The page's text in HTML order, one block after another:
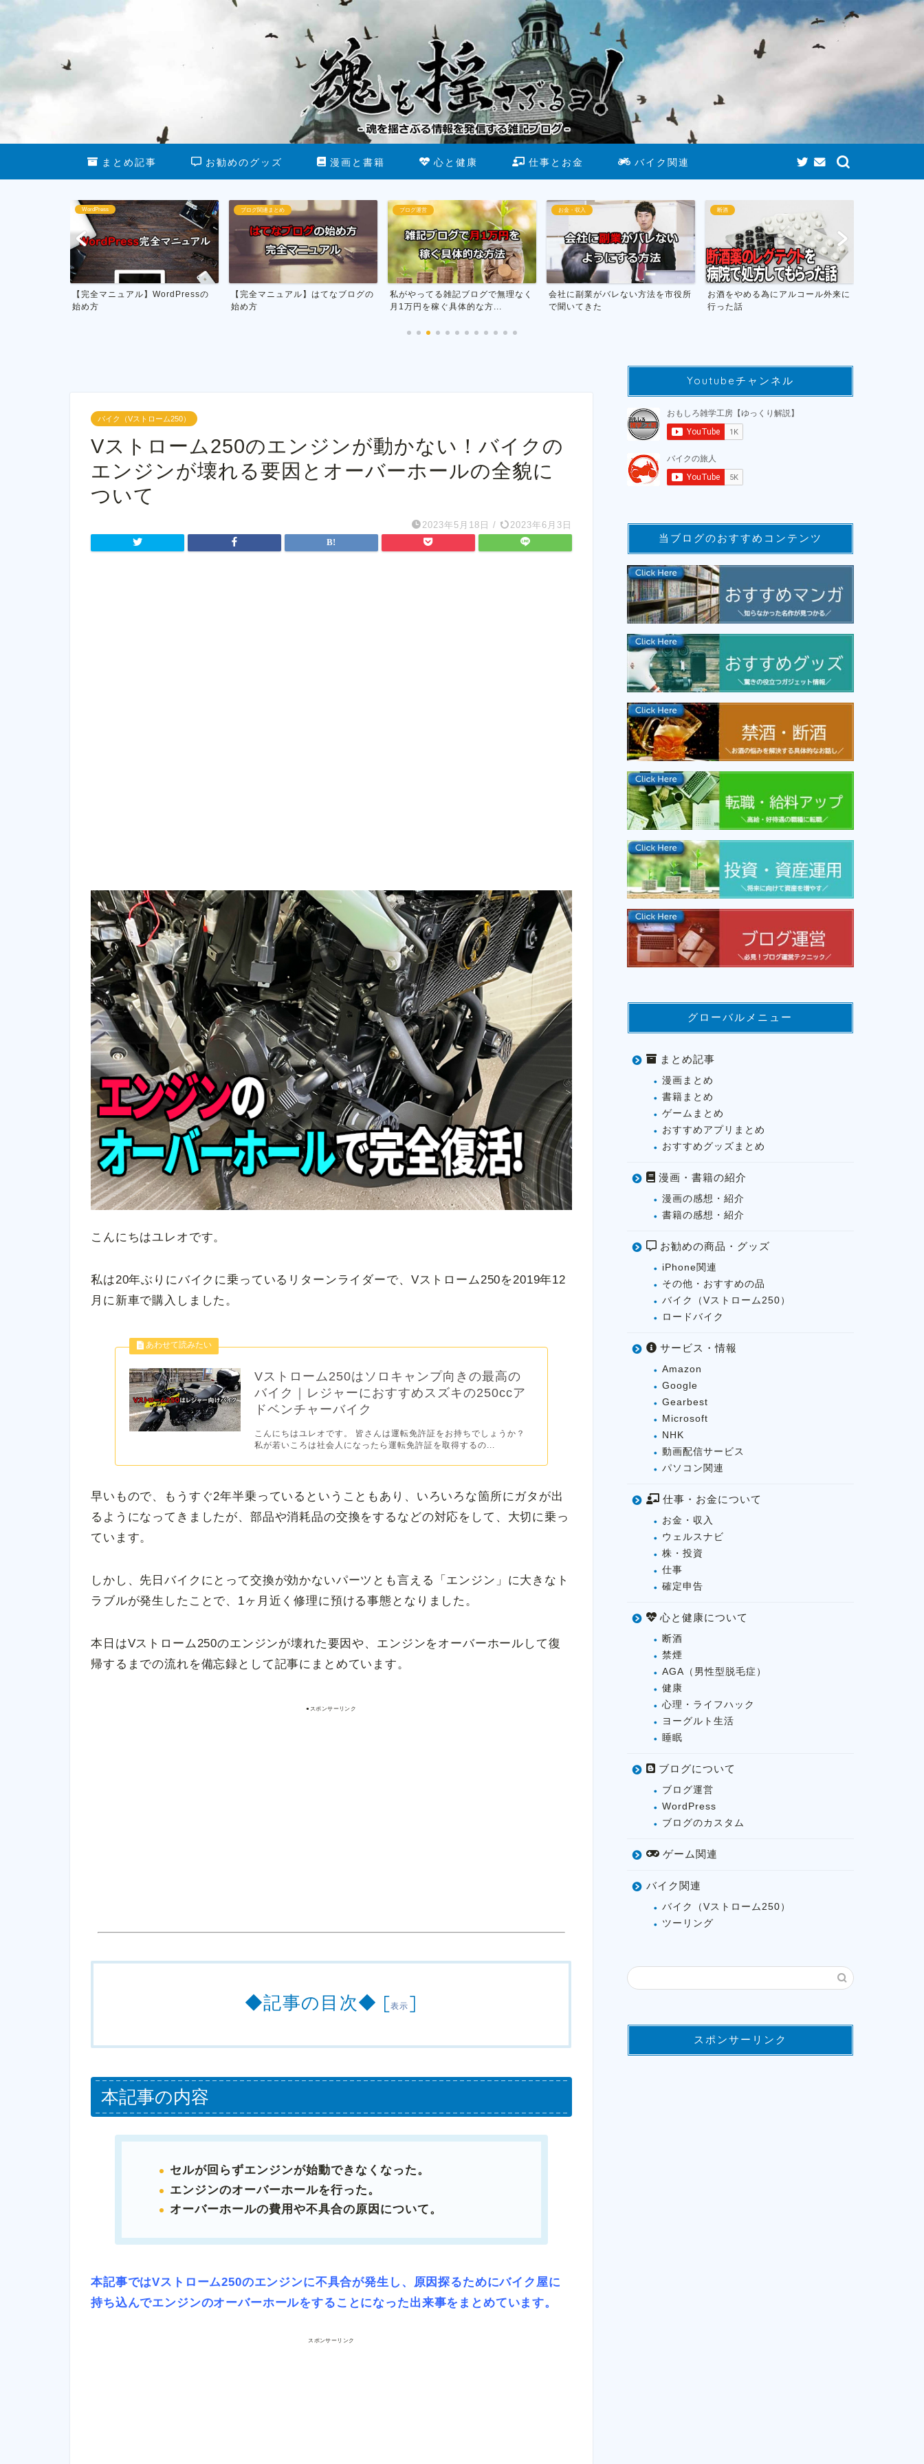
まとめ記事 お勧めのグッズ 漫画と書籍 心と健康 仕事とお金 バイク関連
ル】WordPressの
ブログ関連まとめ
【完全マニュアル】はてなブログの
ブログ運営
私がやってる雑記ブログで無理なく
お金・収入
会社に副業がバレない方法を市役所
で聞いてきた
断酒
お酒をやめる為にアルコール外来に
行った話
お酒をやめて人生が変わったお話し
バイク（Vストローム250）
Vストローム250のエンジンが動かない！バイクの
エンジンが壊れる要因とオーバーホールの全貌に
ついて
2023年5月18日 / 2023年6月3日
こんにちはユレオです。
私は20年ぶりにバイクに乗っているリターンライダーで、Vストローム250を2019年12
月に新車で購入しました。
Vストローム250はソロキャンプ向きの最高の
バイク｜レジャーにおすすめスズキの250ccア
ドベンチャーバイク
こんにちはユレオです。 皆さんは運転免許証をお持ちでしょうか？
私が若いころは社会人になったら運転免許証を取得するの...
早いもので、もうすぐ2年半乗っているということもあり、いろいろな箇所にガタが出
るようになってきましたが、部品や消耗品の交換をするなどの対応をして、大切に乗っ
ています。
しかし、先日バイクにとって交換が効かないパーツとも言える「エンジン」に大きなト
ラブルが発生したことで、1ヶ月近く修理に預ける事態となりました。
本日はVストローム250のエンジンが壊れた要因や、エンジンをオーバーホールして復
帰するまでの流れを備忘録として記事にまとめています。
●スポンサーリンク
◆記事の目次◆ [表示 ]
本記事の内容
セルが回らずエンジンが始動できなくなった。
エンジンのオーバーホールを行った。
オーバーホールの費用や不具合の原因について。
本記事ではVストローム250のエンジンに不具合が発生し、原因探るためにバイク屋に
持ち込んでエンジンのオーバーホールをすることになった出来事をまとめています。
スポンサーリンク
Youtubeチャンネル
当ブログのおすすめコンテンツ
グローバルメニュー
まとめ記事
漫画まとめ
書籍まとめ
ゲームまとめ
おすすめアプリまとめ
おすすめグッズまとめ
漫画・書籍の紹介
漫画の感想・紹介
書籍の感想・紹介
お勧めの商品・グッズ
iPhone関連
その他・おすすめの品
バイク（Vストローム250）
ロードバイク
サービス・情報
Amazon
Google
Gearbest
Microsoft
NHK
動画配信サービス
パソコン関連
仕事・お金について
お金・収入
ウェルスナビ
株・投資
仕事
確定申告
心と健康について
断酒
禁煙
AGA（男性型脱毛症）
健康
心理・ライフハック
ヨーグルト生活
睡眠
ブログについて
ブログ運営
WordPress
ブログのカスタム
ゲーム関連
バイク関連
バイク（Vストローム250）
ツーリング
スポンサーリンク